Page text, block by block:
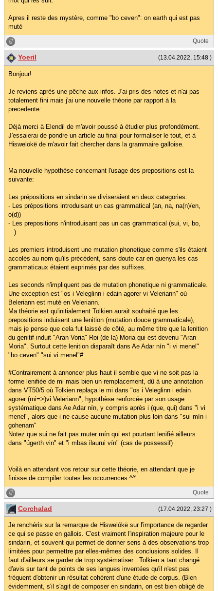
Apres il reste des mystère, comme "bo ceven": on earth qui est pas
muté
Quote
(13.04.2022, 15:48 )
Yoeril
Bonjour!
Je reviens après une pêche aux infos. J'ai pris des notes et n'ai pas
totalement fini mais j'ai une nouvelle théorie par rapport à la
precedente:
Déjà merci à Elendil de m'avoir poussé à étudier plus profondément.
J'essaierai de pondre un article au final pour formaliser le tout, et à
Hiswelokë de m'avoir fait chercher dans la grammaire galloise.
Ma nouvelle hypothèse concernant l'usage des prepositions est la
suivante:
Les prépositions en sindarin se diviseraient en deux categories:
- Les prépositions introduisant un cas grammatical (an, na, na(n)/en,
o(d))
- Les prepositions n'introduisant pas un cas grammatical (sui, vi, bo,
...)
Les premiers introduisent une mutation phonetique comme s'ils étaient
accolés au nom qu'ils précédent, sans doute car en quenya les cas
grammaticaux étaient exprimés par des suffixes.
Les seconds n'impliquent pas de mutation phonetique ni grammaticale.
Une exception est "os i Veleglinn i edain agorer vi Veleriann" où
Beleriann est muté en Veleriann.
Ma théorie est qu'initialement Tolkien aurait souhaité que les
prepositions induisent une lenition (mutation douce grammaticale),
mais je pense que cela fut laissé de côté, au même titre que la lenition
du genitif induit "Aran Voria" Roi (de la) Moria qui est devenu "Aran
Moria". Surtout cette lenition disparaît dans Ae Adar nín "i vi menel"
"bo ceven" "sui vi menel"#
#Contrairement à annoncer plus haut il semble que vi ne soit pas la
forme lenifiée de mi mais bien un remplacement, dû à une annotation
dans VT50/5 où Tolkien replaça le mi dans "os i Veleglinn i edain
agorer (mi=>)vi Veleriann", hypothèse renforcée par son usage
systématique dans Ae Adar nín, y compris après i (que, qui) dans "i vi
menel", alors que i ne cause aucune mutation plus loin dans "sui mín i
gohenam"
Notez que sui ne fait pas muter mín qui est pourtant lenifié ailleurs
dans "úgerth vin" et "i mbas ilaurui vín" (cas de possessif)
Voilà en attendant vos retour sur cette théorie, en attendant que je
finisse de compiler toutes les occurrences ^^'
Quote
(17.04.2022, 23:27 )
Corchalad
Je renchéris sur la remarque de Hiswelókë sur l'importance de regarder
ce qui se passe en gallois. C'est vraiment l'inspiration majeure pour le
sindarin, et souvent qui permet de donner sens à des observations trop
limitées pour permettre par elles-mêmes des conclusions solides. Il
faut d'ailleurs se garder de trop systématiser : Tolkien a tant changé
d'avis sur tant de points de ses langues inventées qu'il n'est pas
fréquent d'obtenir un résultat cohérent d'une étude de corpus. (Bien
évidemment, s'il s'agit de composer en sindarin, on est bien obligé de